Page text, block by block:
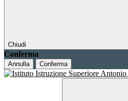
Chiudi
Conferma
Annulla Conferma